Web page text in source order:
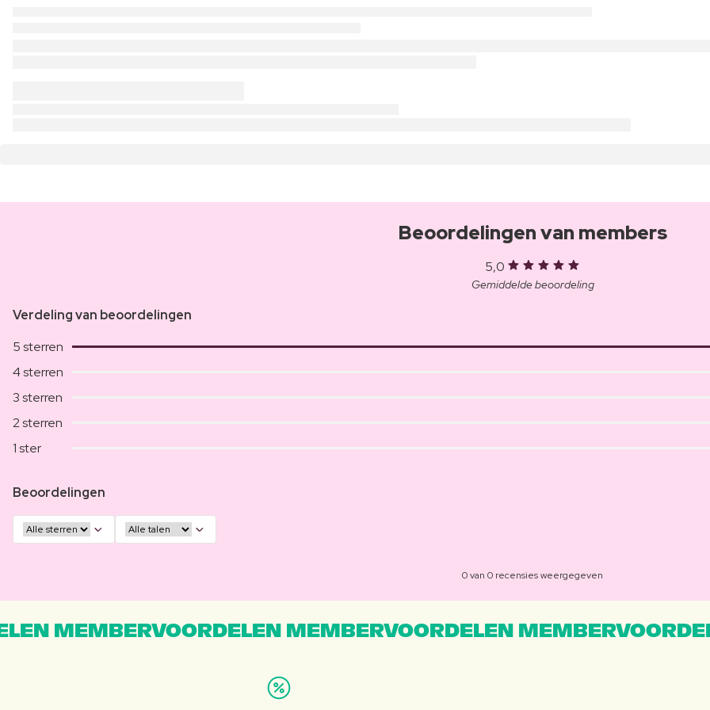
Beoordelingen van members
5,0
Gemiddelde beoordeling
Verdeling van beoordelingen
5 sterren
4 sterren
3 sterren
2 sterren
1 ster
Beoordelingen
0 van 0 recensies weergegeven
MEMBERVOORDELEN MEMBERVOORDELEN